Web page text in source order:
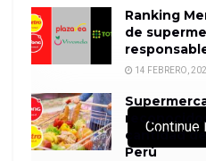
Ranking
de
14 FEBRERO,
cantidad
Perú
Continue